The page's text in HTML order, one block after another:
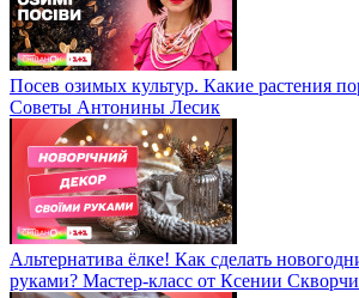
Посев озимых культур. Какие растения
Советы Антонины Лесик
Альтернатива ёлке! Как сделать
руками? Мастер-класс от Ксении